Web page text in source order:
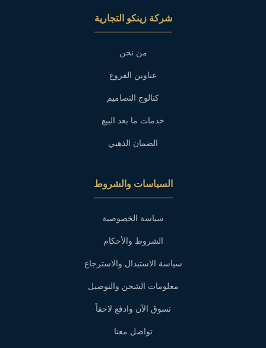
شركة زينكو التجارية
من نحن
عناوين الفروع
كتالوج التصاميم
خدمات ما بعد البيع
الضمان الذهبي
السياسات والشروط
سياسة الخصوصية
الشروط والأحكام
سياسة الاستبدال والاسترجاع
معلومات الشحن والتوصيل
تسوق الآن وادفع لاحقاً
تواصل معنا